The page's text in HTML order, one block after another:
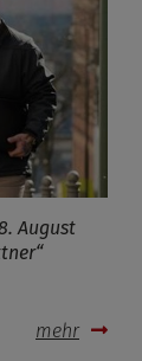
August
mehr